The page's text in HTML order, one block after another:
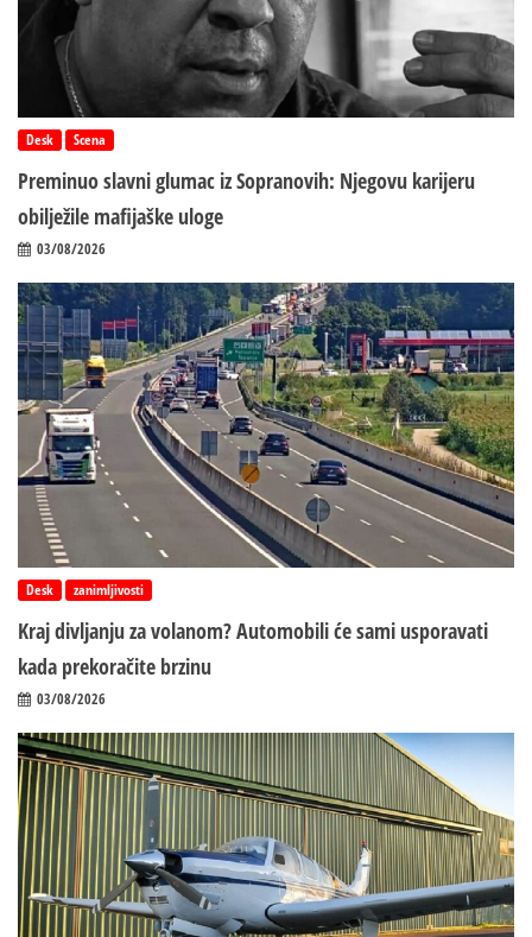
Desk Scena
Preminuo slavni glumac iz Sopranovih: Njegovu karijeru
obilježile mafijaške uloge
03/08/2026
Desk zanimljivosti
Kraj divljanju za volanom? Automobili će sami usporavati
kada prekoračite brzinu
03/08/2026